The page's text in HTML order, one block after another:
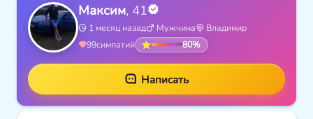
Максим, 41
1 месяц назад Мужчина
Владимир
99симпатий 80%
Написать